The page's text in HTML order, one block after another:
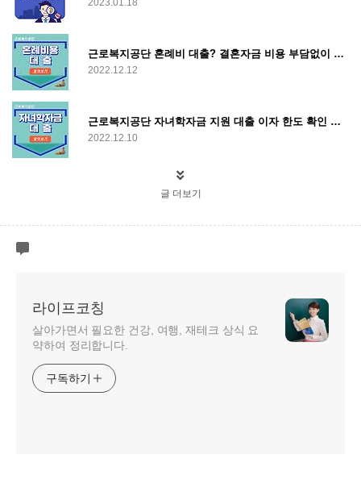
2023.01.18
근로복지공단 혼례비 대출? 결혼자금 비용 부담없이 신혼자금 대출 하는 방법
2022.12.12
근로복지공단 자녀학자금 지원 대출 이자 한도 확인 후 신청하기
2022.12.10
글 더보기
라이프코칭
살아가면서 필요한 건강, 여행, 재테크 상식 요
약하여 정리합니다.
구독하기